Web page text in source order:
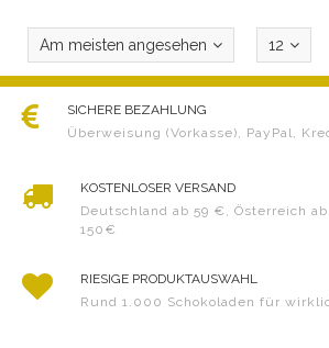
Am meisten angesehen 12
SICHERE BEZAHLUNG
Überweisung (Vorkasse), PayPal,
KOSTENLOSER VERSAND
Deutschland ab 59 €, Österreich
150€
RIESIGE PRODUKTAUSWAHL
Rund 1.000 Schokoladen für